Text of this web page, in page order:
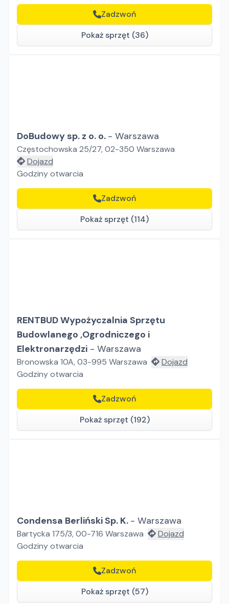
Zadzwoń
Pokaż sprzęt (36)
DoBudowy sp. z o. o. - Warszawa
Częstochowska 25/27, 02-350 Warszawa
Dojazd
Godziny otwarcia
Zadzwoń
Pokaż sprzęt (114)
RENTBUD Wypożyczalnia Sprzętu
Budowlanego ,Ogrodniczego i
Elektronarzędzi - Warszawa
Bronowska 10A, 03-995 Warszawa
Dojazd
Godziny otwarcia
Zadzwoń
Pokaż sprzęt (192)
Condensa Berliński Sp. K. - Warszawa
Bartycka 175/3, 00-716 Warszawa
Dojazd
Godziny otwarcia
Zadzwoń
Pokaż sprzęt (57)